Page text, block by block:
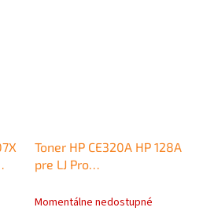
Toner HP CE320A HP 128A
pre LJ Pro
(2.000 str.)
Momentálne nedostupné